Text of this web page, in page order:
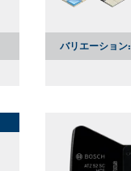
バリエーション: